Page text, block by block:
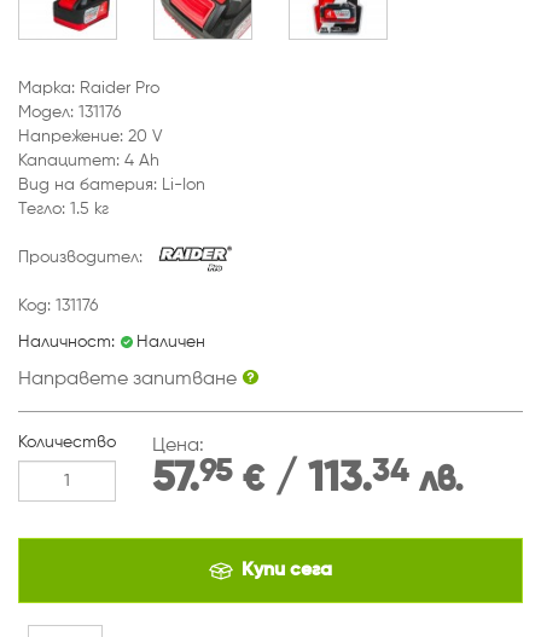
Марка: Raider Pro
Модел: 131176
Напрежение: 20 V
Капацитет: 4 Ah
Вид на батерия: Li-Ion
Тегло: 1.5 кг
Производител:
Код: 131176
Наличност: Наличен
Направете запитване
Количество Цена:
57.95 €/ 113.34 лв.
Купи сега